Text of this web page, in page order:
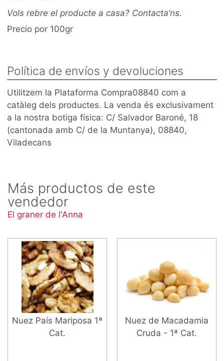
Vols rebre el producte a casa? Contacta’ns.
Precio por 100gr
Política de envíos y devoluciones
Utilitzem la Plataforma Compra08840 com a
catàleg dels productes. La venda és exclusivament
a la nostra botiga física: C/ Salvador Baroné, 18
(cantonada amb C/ de la Muntanya), 08840,
Viladecans
Más productos de este
vendedor
El graner de l'Anna
Nuez País Mariposa 1ª
Cat.
Nuez de Macadamia
Cruda - 1ª Cat.